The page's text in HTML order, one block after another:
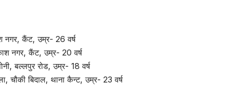
नगर, कैंट, उम्र- 26 वर्ष
नगर, कैंट, उम्र- 20 वर्ष
बल्लपुर रोड, उम्र- 18 वर्ष
चौकी बिदाल, थाना कैन्ट, उम्र- 23 वर्ष